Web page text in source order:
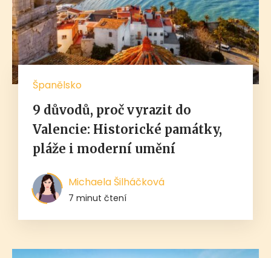
Španělsko
9 důvodů, proč vyrazit do
Valencie: Historické památky,
pláže i moderní umění
Michaela Šilháčková
7 minut čtení